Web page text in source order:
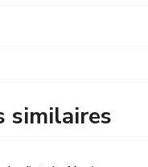
similaires